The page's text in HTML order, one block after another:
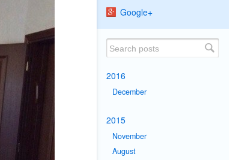
Google+
2016
December
2015
November
August